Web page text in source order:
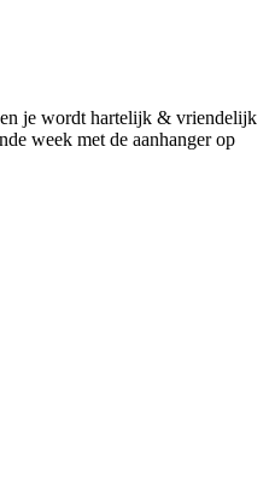
je wordt hartelijk & vriendelijk
week met de aanhanger op